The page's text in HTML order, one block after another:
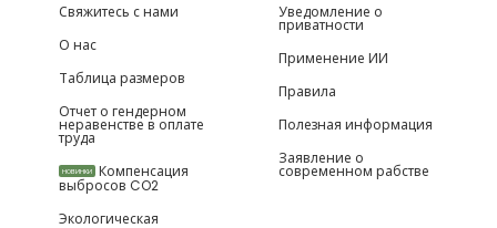
Свяжитесь с нами
О нас
Таблица размеров
Отчет о гендерном
неравенстве в оплате
труда
НОВИНКИ Компенсация
выбросов CO2
Экологическая
Уведомление о
приватности
Применение ИИ
Правила
Полезная информация
Заявление о
современном рабстве